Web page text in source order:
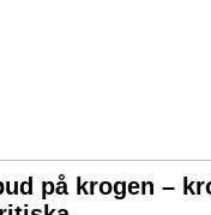
på krogen –